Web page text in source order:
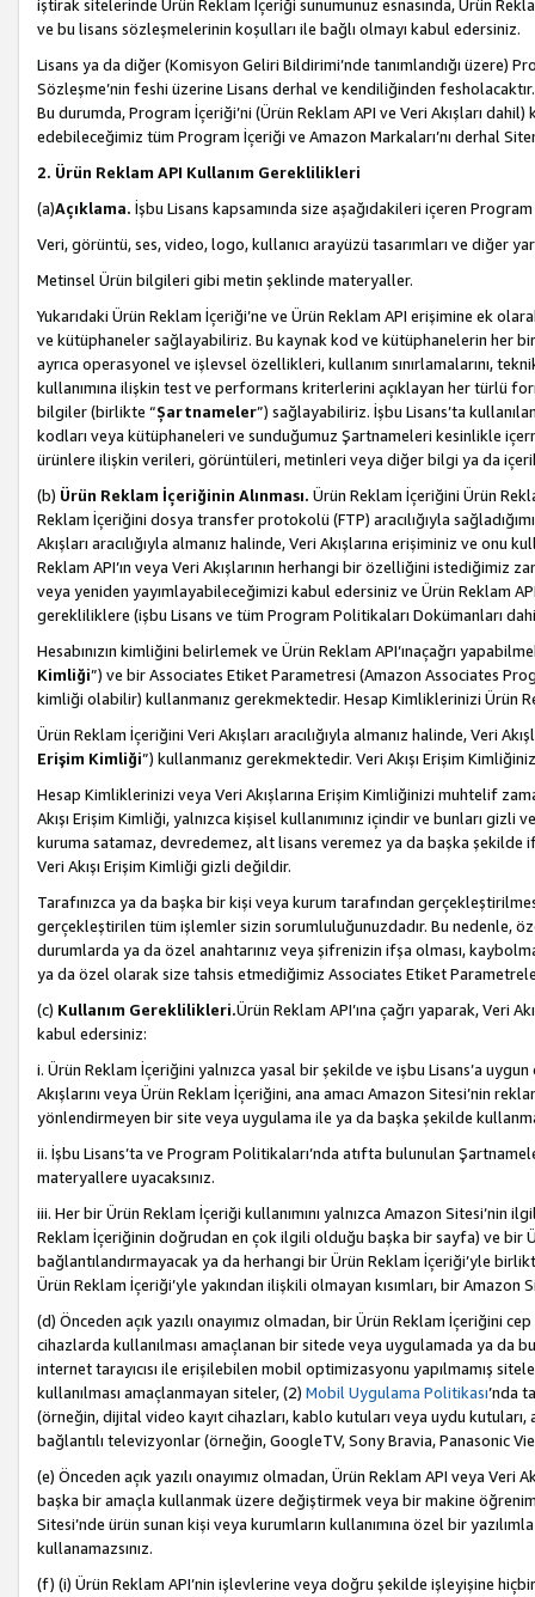
iştirak sitelerinde Ürün Reklam İçeriği sunumunuz esnasında, Ürün
ve bu lisans sözleşmelerinin koşulları ile bağlı olmayı kabul edersiniz.
Lisans ya da diğer (Komisyon Geliri Bildirimi’nde tanımlandığı üzere)
Sözleşme’nin feshi üzerine Lisans derhal ve kendiliğinden
Bu durumda, Program İçeriği’ni (Ürün Reklam API ve Veri Akışları
edebileceğimiz tüm Program İçeriği ve Amazon Markaları’nı derhal
2. Ürün Reklam API Kullanım Gereklilikleri
(a)Açıklama. İşbu Lisans kapsamında size aşağıdakileri içeren
Veri, görüntü, ses, video, logo, kullanıcı arayüzü tasarımları ve diğer
Metinsel Ürün bilgileri gibi metin şeklinde materyaller.
Yukarıdaki Ürün Reklam İçeriği’ne ve Ürün Reklam API erişimine ek
ve kütüphaneler sağlayabiliriz. Bu kaynak kod ve kütüphanelerin her
ayrıca operasyonel ve işlevsel özellikleri, kullanım sınırlamalarını,
kullanımına ilişkin test ve performans kriterlerini açıklayan her türlü
bilgiler (birlikte “Şartnameler”) sağlayabiliriz. İşbu Lisans’ta
kodları veya kütüphaneleri ve sunduğumuz Şartnameleri kesinlikle
ürünlere ilişkin verileri, görüntüleri, metinleri veya diğer bilgi ya da
(b) Ürün Reklam İçeriğinin Alınması. Ürün Reklam İçeriğini Ürün
Reklam İçeriğini dosya transfer protokolü (FTP) aracılığıyla
Akışları aracılığıyla almanız halinde, Veri Akışlarına erişiminiz ve onu
Reklam API’ın veya Veri Akışlarının herhangi bir özelliğini
veya yeniden yayımlayabileceğimizi kabul edersiniz ve Ürün Reklam
gerekliliklere (işbu Lisans ve tüm Program Politikaları Dokümanları
Hesabınızın kimliğini belirlemek ve Ürün Reklam API’ınaçağrı
Kimliği”) ve bir Associates Etiket Parametresi (Amazon Associates
kimliği olabilir) kullanmanız gerekmektedir. Hesap Kimliklerinizi Ürün
Ürün Reklam İçeriğini Veri Akışları aracılığıyla almanız halinde, Veri
Erişim Kimliği”) kullanmanız gerekmektedir. Veri Akışı Erişim
Hesap Kimliklerinizi veya Veri Akışlarına Erişim Kimliğinizi muhtelif
Akışı Erişim Kimliği, yalnızca kişisel kullanımınız içindir ve bunları
kuruma satamaz, devredemez, alt lisans veremez ya da başka şekilde
Veri Akışı Erişim Kimliği gizli değildir.
Tarafınızca ya da başka bir kişi veya kurum tarafından
gerçekleştirilen tüm işlemler sizin sorumluluğunuzdadır. Bu nedenle,
durumlarda ya da özel anahtarınız veya şifrenizin ifşa olması,
ya da özel olarak size tahsis etmediğimiz Associates Etiket
(c) Kullanım Gereklilikleri.Ürün Reklam API’ına çağrı yaparak, Veri
kabul edersiniz:
i. Ürün Reklam İçeriğini yalnızca yasal bir şekilde ve işbu Lisans’a uygun
Akışlarını veya Ürün Reklam İçeriğini, ana amacı Amazon Sitesi’nin
yönlendirmeyen bir site veya uygulama ile ya da başka şekilde
ii. İşbu Lisans’ta ve Program Politikaları’nda atıfta bulunulan
materyallere uyacaksınız.
iii. Her bir Ürün Reklam İçeriği kullanımını yalnızca Amazon
Reklam İçeriğinin doğrudan en çok ilgili olduğu başka bir sayfa) ve bir
bağlantılandırmayacak ya da herhangi bir Ürün Reklam İçeriği’yle
Ürün Reklam İçeriği’yle yakından ilişkili olmayan kısımları, bir Amazon
(d) Önceden açık yazılı onayımız olmadan, bir Ürün Reklam İçeriğini
cihazlarda kullanılması amaçlanan bir sitede veya uygulamada ya da
internet tarayıcısı ile erişilebilen mobil optimizasyonu yapılmamış
kullanılması amaçlanmayan siteler, (2) Mobil Uygulama Politikası’nda
(örneğin, dijital video kayıt cihazları, kablo kutuları veya uydu kutuları,
bağlantılı televizyonlar (örneğin, GoogleTV, Sony Bravia, Panasonic
(e) Önceden açık yazılı onayımız olmadan, Ürün Reklam API veya
başka bir amaçla kullanmak üzere değiştirmek veya bir makine
Sitesi’nde ürün sunan kişi veya kurumların kullanımına özel bir
kullanamazsınız.
(f) (i) Ürün Reklam API’nin işlevlerine veya doğru şekilde işleyişine